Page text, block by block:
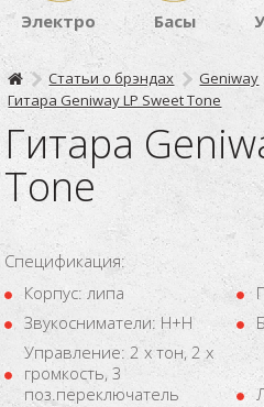
Электро Басы
Статьи о брэндах
Geniway
Гитара Geniway LP Sweet Tone
Гитара
Tone
Спецификация:
Корпус: липа
Звукосниматели: H+H
Управление: 2 х тон, 2 х
громкость, 3
поз.переключатель